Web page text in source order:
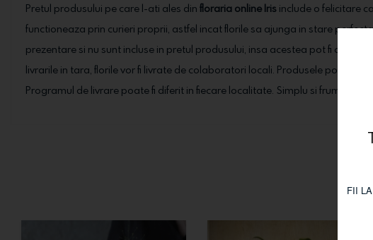
FII
Pretul produsului pe care l-ati ales din floraria online Iris include o felicitare
functioneaza prin curieri proprii, astfel incat florile sa ajunga in stare
prezentare si nu sunt incluse in pretul produsului, insa acestea pot fi
livrarile in tara, florile vor fi livrate de colaboratori locali. Produsele pot
Programul de livrare poate fi diferit in fiecare localitate. Simplu si frumos!